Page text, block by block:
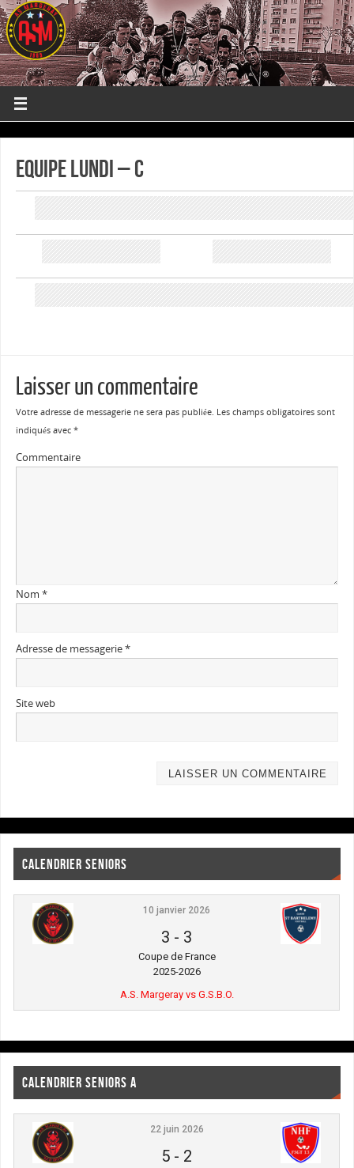
Equipe Lundi – C
Laisser un commentaire
Votre adresse de messagerie ne sera pas publiée. Les champs obligatoires sont
indiqués avec *
Commentaire
Nom *
Adresse de messagerie*
Site web
CALENDRIER SENIORS
10 janvier 2026
3 - 3
Coupe de France
2025-2026
A.S. Margeray vs G.S.B.O.
CALENDRIER SENIORS A
22 juin 2026
5 - 2